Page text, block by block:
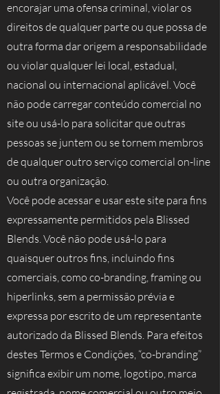
encorajar uma ofensa criminal, violar os
direitos de qualquer parte ou que possa de
outra forma dar origem a responsabilidade
ou violar qualquer lei local, estadual,
nacional ou internacional aplicável. Você
não pode carregar conteúdo comercial no
site ou usá-lo para solicitar que outras
pessoas se juntem ou se tornem membros
de qualquer outro serviço comercial on-line
ou outra organização.
Você pode acessar e usar este site para fins
expressamente permitidos pela Blissed
Blends. Você não pode usá-lo para
quaisquer outros fins, incluindo fins
comerciais, como co-branding, framing ou
hiperlinks, sem a permissão prévia e
expressa por escrito de um representante
autorizado da Blissed Blends. Para efeitos
destes Termos e Condições, “co-branding”
significa exibir um nome, logotipo, marca